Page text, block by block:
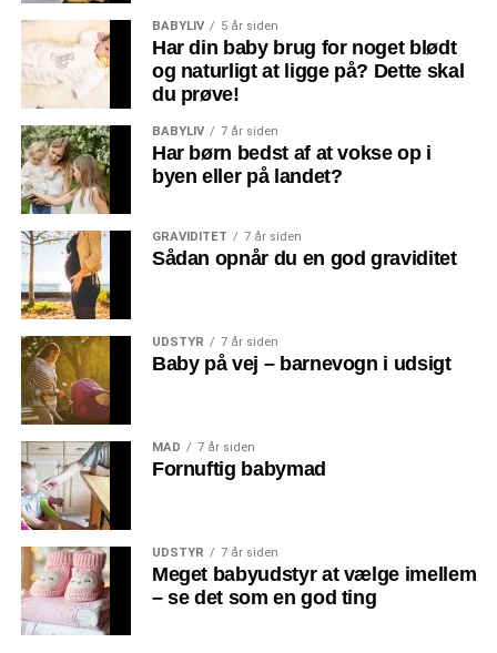
BABYLIV 5 år siden
Har din baby brug for noget blødt
og naturligt at ligge på? Dette skal
du prøve!
BABYLIV 7 år siden
Har børn bedst af at vokse op i
byen eller på landet?
GRAVIDITET 7 år siden
Sådan opnår du en god graviditet
UDSTYR 7 år siden
Baby på vej – barnevogn i udsigt
MAD 7 år siden
Fornuftig babymad
UDSTYR 7 år siden
Meget babyudstyr at vælge imellem
– se det som en god ting